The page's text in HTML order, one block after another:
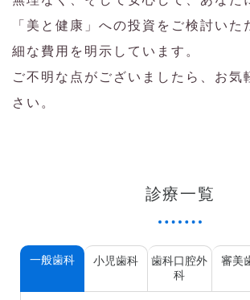
「美と健康」への投資をご検討いた
細な費用を明示しています。
ご不明な点がございましたら、お気
さい。
診療一覧
一般歯科 小児歯科
歯科口腔外
科
審美